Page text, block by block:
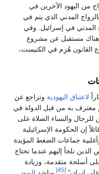
من اليهود الآخرين في
المدني الذي يتم في
المدني في إسرائيل. وفي
حزب هناك مستقبل عن مشروع
القانون هُزِم في الكنيست،
لاعتناق اليهودية وتراجع عن
والنساء الصلاة على
إن الحكومة الإسرائيلية
جماعات الضغط المؤيدة
نلجأ إليهم عندما نحتاج
أسلحة متقدمة، وزيادة
إيران". [45] وناشد اليهود